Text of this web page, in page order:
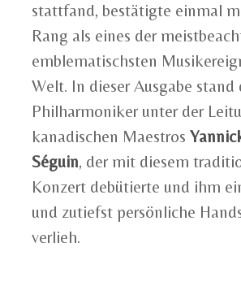
stattfand, bestätigte einmal
Rang als eines der
emblematischsten
Welt. In dieser Ausgabe stand
Philharmoniker unter der
kanadischen Maestros
Séguin, der mit diesem
Konzert debütierte und ihm
und zutiefst persönliche
verlieh.